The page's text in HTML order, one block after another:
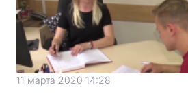
11 марта 2020 14:28